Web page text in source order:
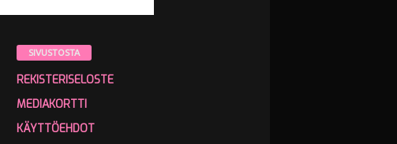
SIVUSTOSTA
REKISTERISELOSTE
MEDIAKORTTI
KÄYTTÖEHDOT